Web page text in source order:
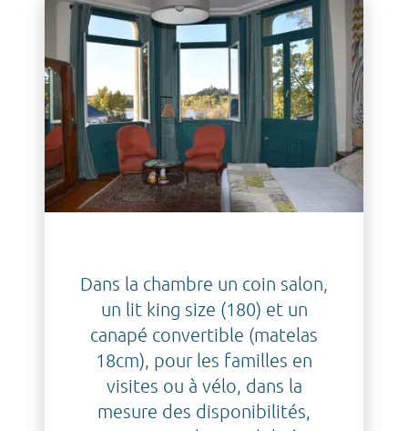
Dans la chambre un coin salon,
un lit king size (180) et un
canapé convertible (matelas
18cm), pour les familles en
visites ou à vélo, dans la
mesure des disponibilités,